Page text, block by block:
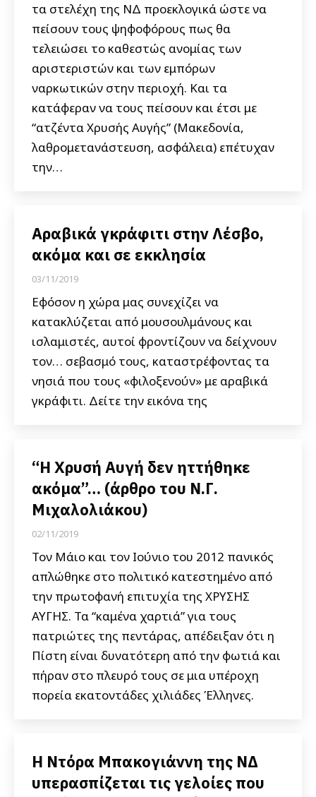
τα στελέχη της ΝΔ προεκλογικά ώστε να
πείσουν τους ψηφοφόρους πως θα
τελειώσει το καθεστώς ανομίας των
αριστεριστών και των εμπόρων
ναρκωτικών στην περιοχή. Και τα
κατάφεραν να τους πείσουν και έτσι με
“ατζέντα Χρυσής Αυγής” (Μακεδονία,
λαθρομετανάστευση, ασφάλεια) επέτυχαν
την…
Αραβικά γκράφιτι στην Λέσβο,
ακόμα και σε εκκλησία
03/11/2019
Εφόσον η χώρα μας συνεχίζει να
κατακλύζεται από μουσουλμάνους και
ισλαμιστές, αυτοί φροντίζουν να δείχνουν
τον… σεβασμό τους, καταστρέφοντας τα
νησιά που τους «φιλοξενούν» με αραβικά
γκράφιτι. Δείτε την εικόνα της
“Η Χρυσή Αυγή δεν ηττήθηκε
ακόμα”… (άρθρο του Ν.Γ.
Μιχαλολιάκου)
02/11/2019
Τον Μάιο και τον Ιούνιο του 2012 πανικός
απλώθηκε στο πολιτικό κατεστημένο από
την πρωτοφανή επιτυχία της ΧΡΥΣΗΣ
ΑΥΓΗΣ. Τα “καμένα χαρτιά” για τους
πατριώτες της πεντάρας, απέδειξαν ότι η
Πίστη είναι δυνατότερη από την φωτιά και
πήραν στο πλευρό τους σε μια υπέροχη
πορεία εκατοντάδες χιλιάδες Έλληνες.
Η Ντόρα Μπακογιάννη της ΝΔ
υπερασπίζεται τις γελοίες που